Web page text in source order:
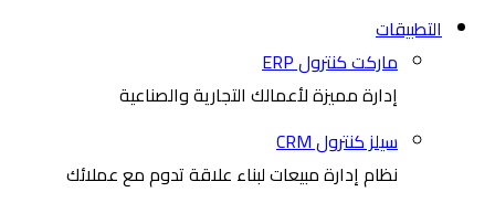
التطبيقات
ماركت كنترول ERP
إدارة مميزة لأعمالك التجارية والصناعية
سيلز كنترول CRM
نظام إدارة مبيعات لبناء علاقة تدوم مع عملائك